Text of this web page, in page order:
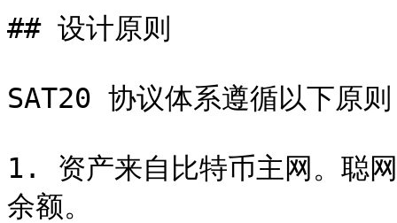
## 设计原则
SAT20 协议体系遵循以下原
1. 资产来自比特币主网。聪
余额。